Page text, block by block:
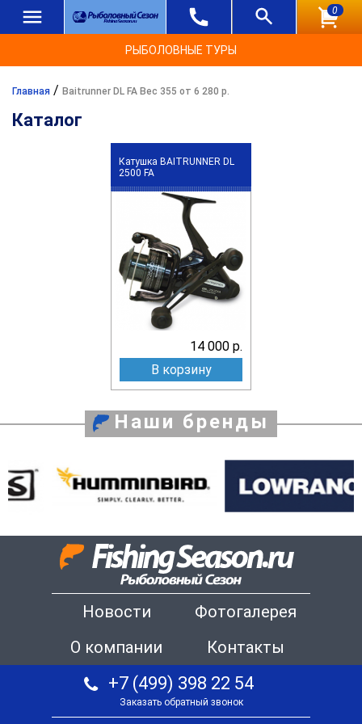
0
РЫБОЛОВНЫЕ ТУРЫ
Главная / Baitrunner DL FA Вес 355 от 6 280 р.
Каталог
Катушка BAITRUNNER DL
2500 FA
14 000 р.
В корзину
Наши бренды
Новости
Фотогалерея
О компании
Контакты
+7 (499) 398 22 54
Заказать обратный звонок